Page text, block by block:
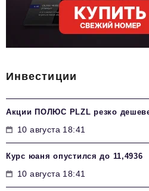
Инвестиции
Акции ПОЛЮС PLZL резко
10 августа 18:41
Курс юаня опустился до 11,4936
10 августа 18:41